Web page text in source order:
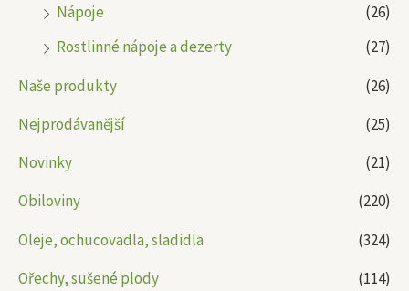
Nápoje
(26)
Rostlinné nápoje a dezerty
(27)
Naše produkty
(26)
Nejprodávanější
(25)
Novinky
(21)
Obiloviny
(220)
Oleje, ochucovadla, sladidla
(324)
Ořechy, sušené plody
(114)